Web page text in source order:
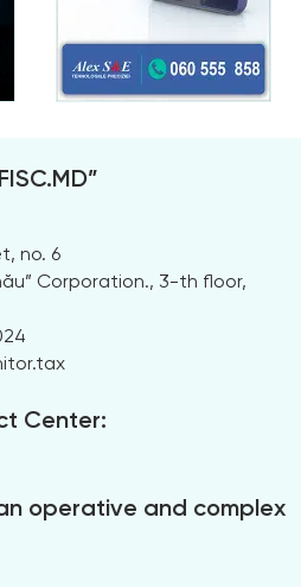
no. 6
Corporation., 3-th floor,
Center:
operative and complex